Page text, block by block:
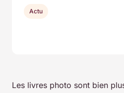
Les livres photo sont bien
Actu